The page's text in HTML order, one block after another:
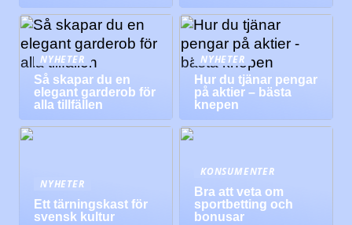
NYHETER
Så skapar du en
elegant garderob för
alla tillfällen
NYHETER
Hur du tjänar pengar
på aktier – bästa
knepen
NYHETER
Ett tärningskast för
svensk kultur
KONSUMENTER
Bra att veta om
sportbetting och
bonusar